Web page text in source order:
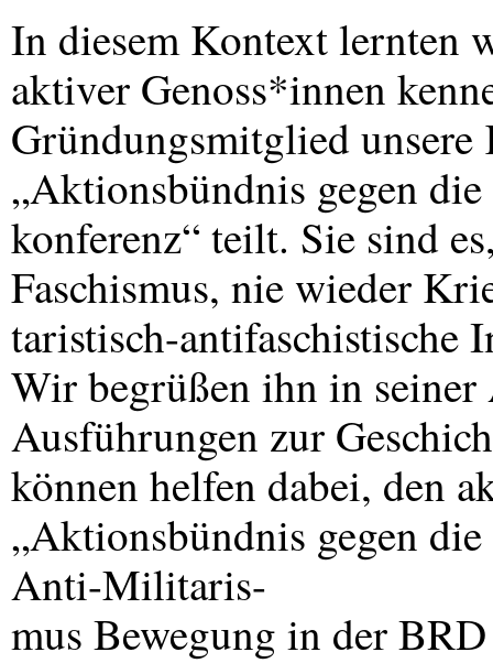
In diesem Kontext lernten
aktiver Genoss*innen
Gründungsmitglied
„Aktionsbündnis gegen
konferenz“ teilt. Sie sind
Faschismus, nie wieder
taristisch-antifaschistische
Wir begrüßen ihn in seiner
Ausführungen zur
können helfen dabei, den
„Aktionsbündnis gegen
Anti-Militaris-
mus Bewegung in derBRD